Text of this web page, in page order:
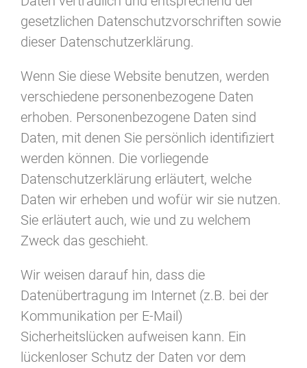
gesetzlichen Datenschutzvorschriften sowie
dieser Datenschutzerklärung.
Wenn Sie diese Website benutzen, werden
verschiedene personenbezogene Daten
erhoben. Personenbezogene Daten sind
Daten, mit denen Sie persönlich identifiziert
werden können. Die vorliegende
Datenschutzerklärung erläutert, welche
Daten wir erheben und wofür wir sie nutzen.
Sie erläutert auch, wie und zu welchem
Zweck das geschieht.
Wir weisen darauf hin, dass die
Datenübertragung im Internet (z.B. bei der
Kommunikation per E-Mail)
Sicherheitslücken aufweisen kann. Ein
lückenloser Schutz der Daten vor dem